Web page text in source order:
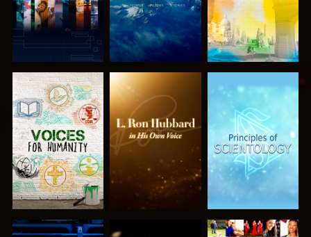
SERIE
ENTDECKEN
SERIE
ENTDECKEN
SERIE
ENTDECKEN